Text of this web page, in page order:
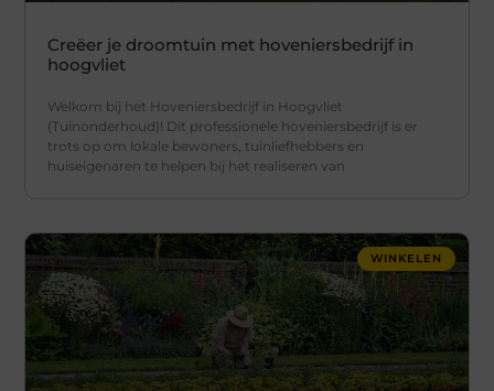
Creëer je droomtuin met hoveniersbedrijf in
hoogvliet
Welkom bij het Hoveniersbedrijf in Hoogvliet
(Tuinonderhoud)! Dit professionele hoveniersbedrijf is er
trots op om lokale bewoners, tuinliefhebbers en
huiseigenaren te helpen bij het realiseren van
WINKELEN